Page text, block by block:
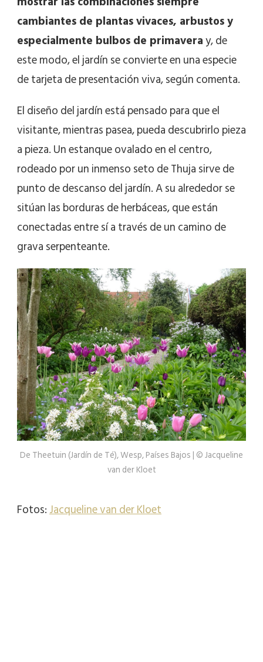
cambiantes de plantas vivaces, arbustos y
especialmente bulbos de primaveray, de
este modo, el jardín se convierte en una especie
de tarjeta de presentación viva, según comenta.
El diseño del jardín está pensado para que el
visitante, mientras pasea, pueda descubrirlo pieza
a pieza. Un estanque ovalado en el centro,
rodeado por un inmenso seto de Thuja sirve de
punto de descanso del jardín. A su alrededor se
sitúan las borduras de herbáceas, que están
conectadas entre sí a través de un camino de
grava serpenteante.
De Theetuin (Jardín de Té), Wesp, Países Bajos | © Jacqueline
van der Kloet
Fotos:Jacqueline van der Kloet